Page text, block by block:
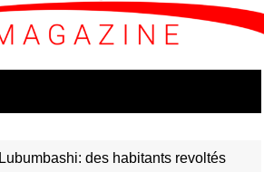
Lubumbashi: des habitants revoltés